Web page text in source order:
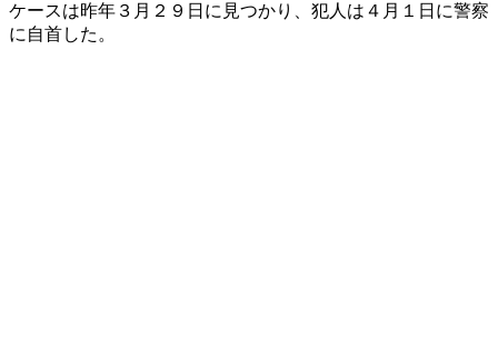
ケースは昨年３月２９日に見つかり、犯人は４月１日に警察
に自首した。